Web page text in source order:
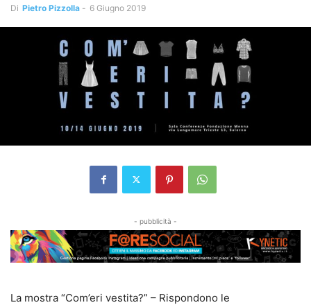
Di Pietro Pizzolla - 6 Giugno 2019
- pubblicità -
La mostra “Com’eri vestita?” – Rispondono le